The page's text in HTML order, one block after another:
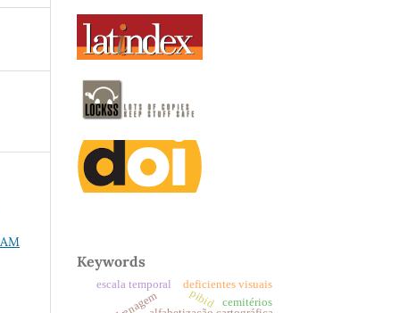
Keywords
pibid
deficientes visuais
escala temporal
cemitérios